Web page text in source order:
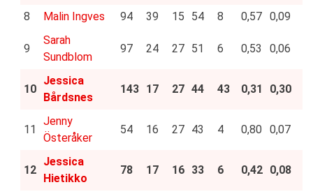
8 Malin Ingves 94 39 15 54 8 0,57 0,09
9
Sarah
Sundblom
97 24 27 51 6 0,53 0,06
10
Jessica
Bårdsnes
143 17 27 44 43 0,31 0,30
11
Jenny
Österåker
54 16 27 43 4 0,80 0,07
12
Jessica
Hietikko
78 17 16 33 6 0,42 0,08